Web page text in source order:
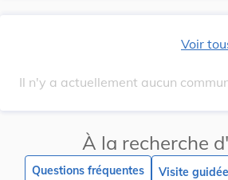
Voir
Il n'y a actuellement aucun
À la recherche
Questions fréquentes Visite guidée